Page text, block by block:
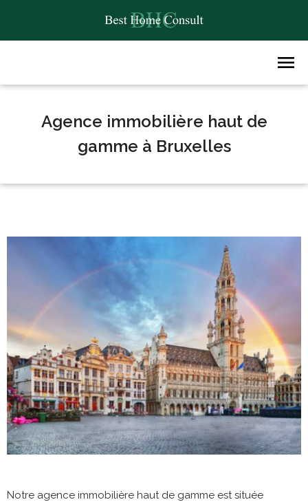
Agence immobilière haut de
gamme à Bruxelles
Notre agence immobilière haut de gamme est située